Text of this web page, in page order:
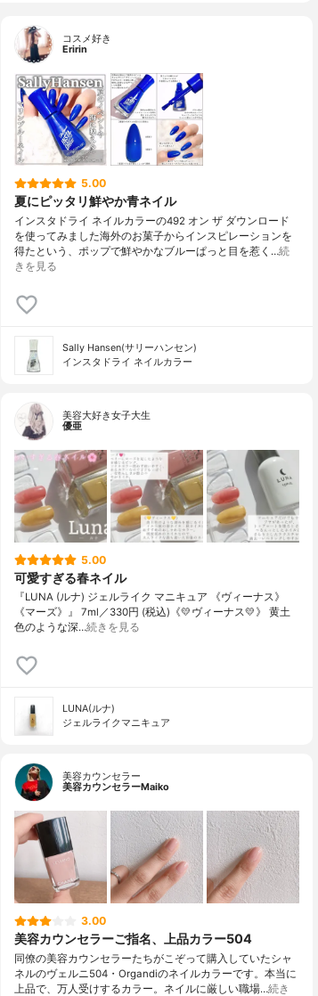
コスメ好き
Eririn
5.00
夏にピッタリ鮮やか青ネイル
インスタドライ ネイルカラーの492 オン ザ ダウンロード
を使ってみました海外のお菓子からインスピレーションを
得たという、ポップで鮮やかなブルーぱっと目を惹く…続
きを見る
Sally Hansen(サリーハンセン)
インスタドライ ネイルカラー
美容大好き女子大生
優亜
5.00
可愛すぎる春ネイル
『LUNA (ルナ) ジェルライク マニキュア 《ヴィーナス》
《マーズ》』 7ml／330円 (税込)《💛ヴィーナス💛》 黄土
色のような深…続きを見る
LUNA(ルナ)
ジェルライクマニキュア
美容カウンセラー
美容カウンセラーMaiko
3.00
美容カウンセラーご指名、上品カラー504
同僚の美容カウンセラーたちがこぞって購入していたシャ
ネルのヴェルニ504・Organdiのネイルカラーです。本当に
上品で、万人受けするカラー。ネイルに厳しい職場…続き